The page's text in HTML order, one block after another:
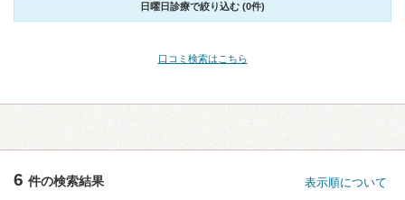
日曜日診療で絞り込む (0件)
口コミ検索はこちら
6 件の検索結果 表示順について